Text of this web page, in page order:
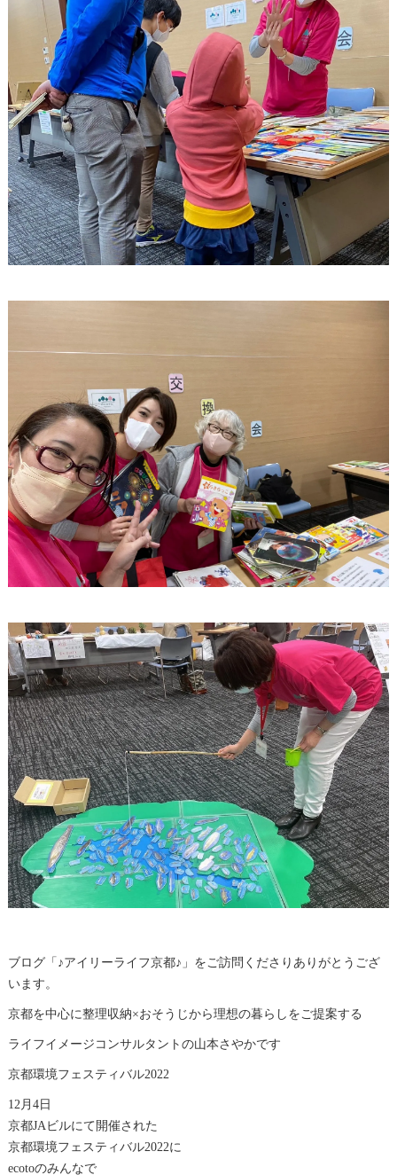
ブログ「♪アイリーライフ京都♪」をご訪問くださりありがとうござ
います。
京都を中心に整理収納×おそうじから理想の暮らしをご提案する
ライフイメージコンサルタントの山本さやかです
京都環境フェスティバル2022
12月4日
京都JAビルにて開催された
京都環境フェスティバル2022に
ecotoのみんなで